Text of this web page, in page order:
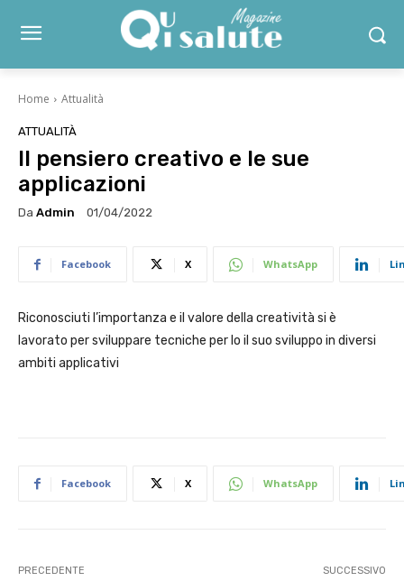
Home Attualità
ATTUALITÀ
Il pensiero creativo e le sue
applicazioni
Da Admin 01/04/2022
Facebook X WhatsApp
Riconosciuti l’importanza e il valore della creatività si è
lavorato per sviluppare tecniche per lo il suo sviluppo in diversi
ambiti applicativi
Facebook X WhatsApp
PRECEDENTE SUCCESSIVO